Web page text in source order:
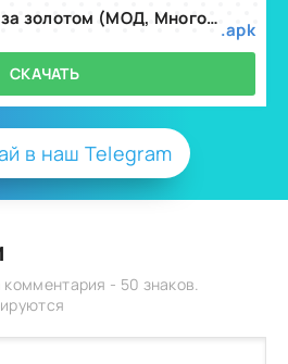
Говорящий Том: бег за золотом (МОД, Много денег) v26.3.15.19007.apk
СКАЧАТЬ
в наш Telegram
- 50 знаков.